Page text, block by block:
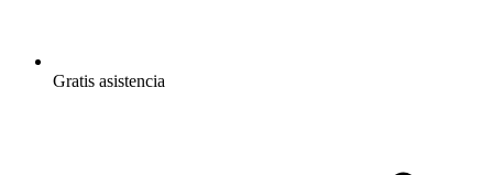
Gratis asistencia